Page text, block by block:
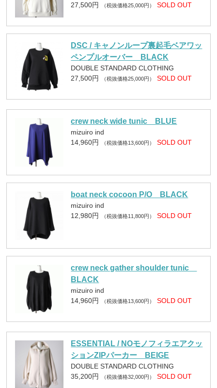
27,500円 （税抜価格25,000円） SOLD OUT
DSC / キャノンループ裏起毛ベアワッ
ペンプルオーバー BLACK
DOUBLE STANDARD CLOTHING
27,500円
（税抜価格25,000円） SOLD OUT
crew neck wide tunic BLUE
mizuiro ind
14,960円
（税抜価格13,600円） SOLD OUT
boat neck cocoon P/O BLACK
mizuiro ind
12,980円
（税抜価格11,800円） SOLD OUT
crew neck gather shoulder tunic
BLACK
mizuiro ind
14,960円
（税抜価格13,600円） SOLD OUT
ESSENTIAL / NOモノフィラエアクッ
ションZIPパーカー BEIGE
DOUBLE STANDARD CLOTHING
35,200円
（税抜価格32,000円） SOLD OUT